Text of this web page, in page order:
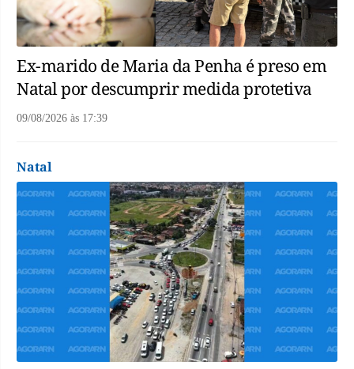
Ex-marido de Maria da Penha é preso em
Natal por descumprir medida protetiva
09/08/2026 às 17:39
Natal